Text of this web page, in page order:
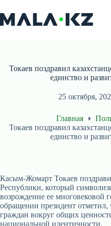
к
сути
Токаев поздравил
единство и
25 октября,
Главная
Токаев поздравил
единство и
Касым-Жомарт Токаев
Республики, который
возрождение ее многовековой
обращении президент отметил,
граждан вокруг общих
национальной идентичности.